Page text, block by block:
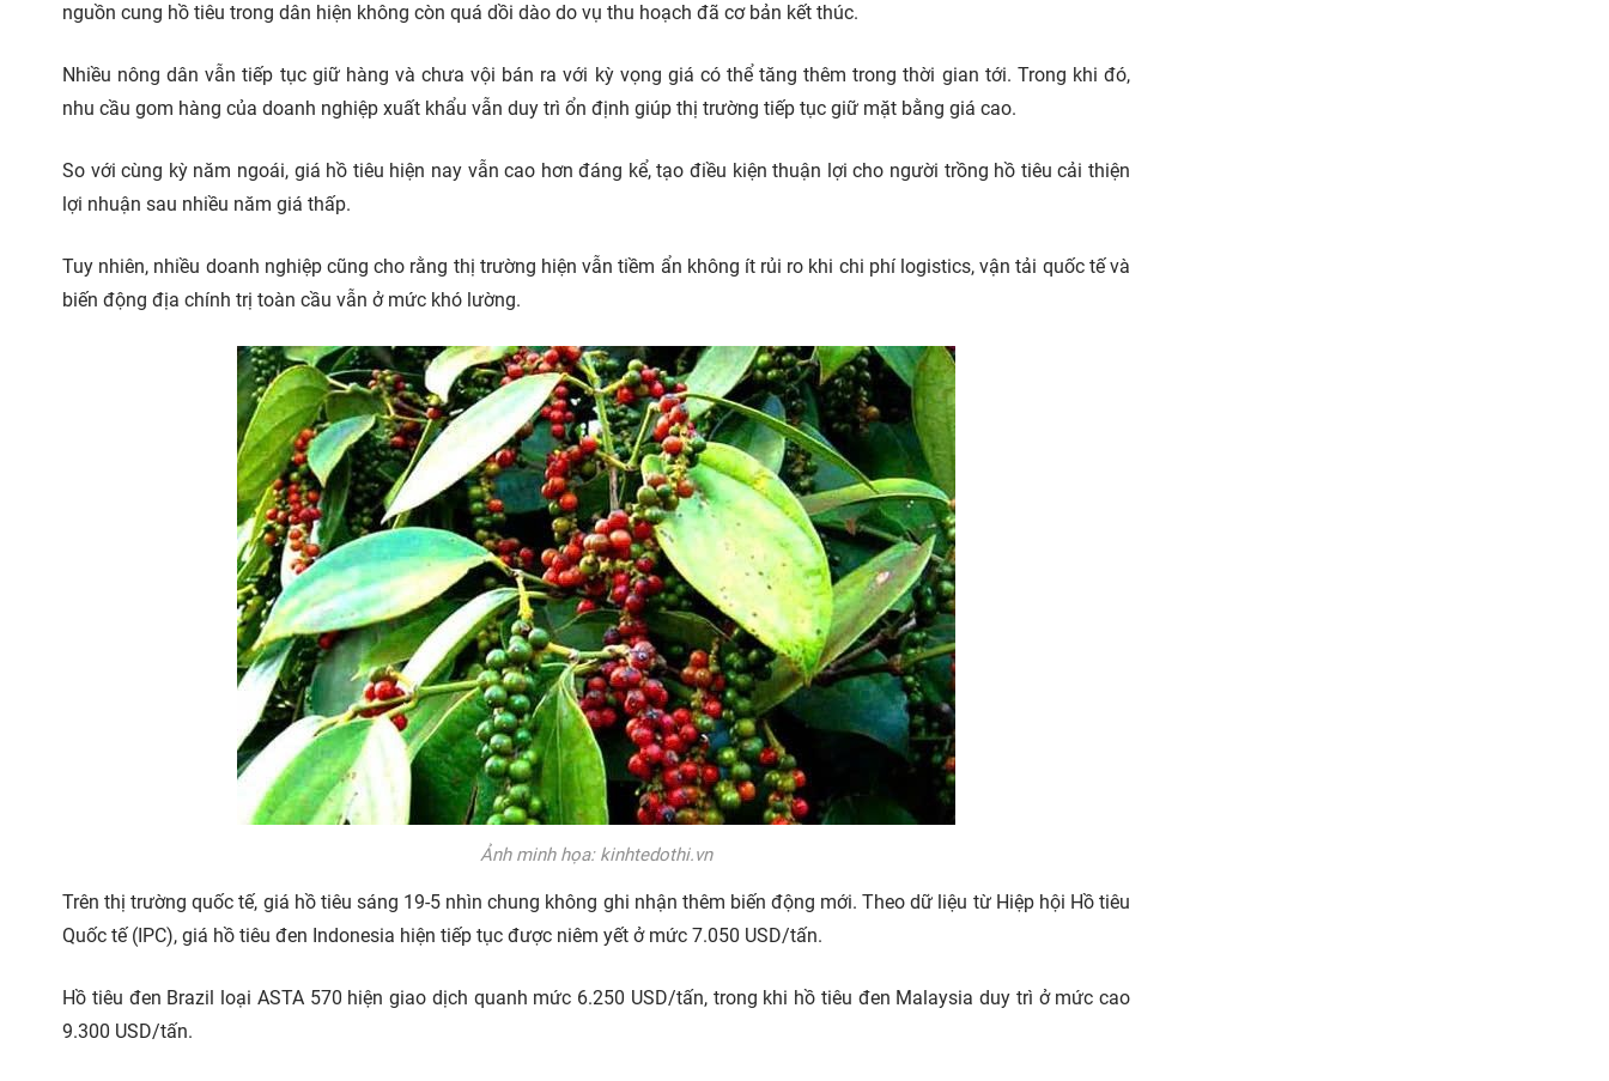
nguồn cung hồ tiêu trong dân hiện không còn quá dồi dào do vụ thu hoạch đã cơ bản kết thúc.
Nhiều nông dân vẫn tiếp tục giữ hàng và chưa vội bán ra với kỳ vọng giá có thể tăng thêm trong thời gian tới. Trong khi đó,
nhu cầu gom hàng của doanh nghiệp xuất khẩu vẫn duy trì ổn định giúp thị trường tiếp tục giữ mặt bằng giá cao.
So với cùng kỳ năm ngoái, giá hồ tiêu hiện nay vẫn cao hơn đáng kể, tạo điều kiện thuận lợi cho người trồng hồ tiêu cải thiện
lợi nhuận sau nhiều năm giá thấp.
Tuy nhiên, nhiều doanh nghiệp cũng cho rằng thị trường hiện vẫn tiềm ẩn không ít rủi ro khi chi phí logistics, vận tải quốc tế và
biến động địa chính trị toàn cầu vẫn ở mức khó lường.
Ảnh minh họa: kinhtedothi.vn
Trên thị trường quốc tế, giá hồ tiêu sáng 19-5 nhìn chung không ghi nhận thêm biến động mới. Theo dữ liệu từ Hiệp hội Hồ tiêu
Quốc tế (IPC), giá hồ tiêu đen Indonesia hiện tiếp tục được niêm yết ở mức 7.050 USD/tấn.
Hồ tiêu đen Brazil loại ASTA 570 hiện giao dịch quanh mức 6.250 USD/tấn, trong khi hồ tiêu đen Malaysia duy trì ở mức cao
9.300 USD/tấn.